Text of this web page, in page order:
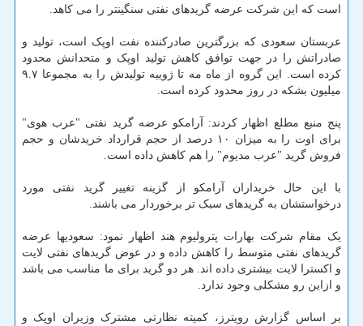
است که این شرکت عرضه گریدهای نفتی سنگینتر را می کاهد.
عربستان سعودی که بزرگترین صادرکننده نفت اوپک است، تولید و
صادراتش را در جهت توافق کاهش تولید اوپک و متحدانش محدود
کرده است. این گروه از ماه مه تا ژوییه تولیدش را به مجموعا ۹.۷
میلیون بشکه در روز محدود کرده است.
پنج منبع مطلع اظهار کردند: آرامکو عرضه گرید نفتی "عرب هوی"
برای اوت را به میزان ۱۰ درصد از حجم قرارداد خریدشان و حجم
فروش گرید "عرب مدیوم" را هم کاهش داده است.
با این حال خریداران آرامکو از گزینه تغییر گرید نفتی مورد
درخواستشان به گریدهای سبک تر برخوردار می باشند.
یک مقام شرکت بهارات پترولیوم هند اظهار نمود: سعودیها عرضه
گریدهای نفتی متوسط را کاهش داده و در عوض گریدهای نفتی لایت
و اکسترا لایت بیشتری داده اند. هر دو گرید برای ما مناسب می باشد
و ازاین رو مشکلی وجود ندارد.
بر اساس گزارش رویترز، کمیته نظارتی مشترک وزیران اوپک و